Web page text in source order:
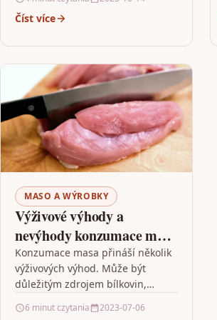
článku. Masný průmysl přispívá k
znečištění vody vypouštěním…
Číst více
MASO A WÝROBKY
Výživové výhody a
nevýhody konzumace masa
a masných výrobků
Konzumace masa přináší několik
výživových výhod. Může být
důležitým zdrojem bílkovin,
fungování organismu. Biologická
6 minut czytania 2023-07-06